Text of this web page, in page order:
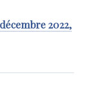
2022,